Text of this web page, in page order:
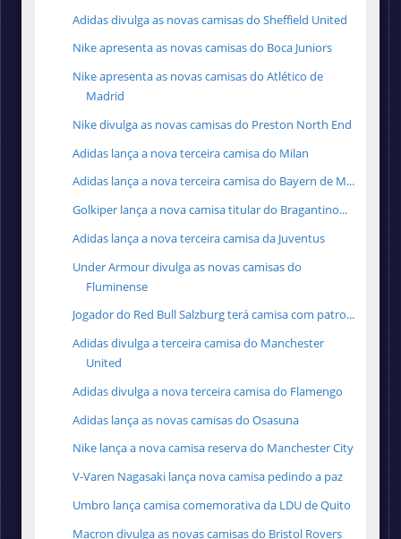
Adidas divulga as novas camisas do Sheffield United
Nike apresenta as novas camisas do Boca Juniors
Nike apresenta as novas camisas do Atlético de
Madrid
Nike divulga as novas camisas do Preston North End
Adidas lança a nova terceira camisa do Milan
Adidas lança a nova terceira camisa do Bayern de M...
Golkiper lança a nova camisa titular do Bragantino...
Adidas lança a nova terceira camisa da Juventus
Under Armour divulga as novas camisas do
Fluminense
Jogador do Red Bull Salzburg terá camisa com patro...
Adidas divulga a terceira camisa do Manchester
United
Adidas divulga a nova terceira camisa do Flamengo
Adidas lança as novas camisas do Osasuna
Nike lança a nova camisa reserva do Manchester City
V-Varen Nagasaki lança nova camisa pedindo a paz
Umbro lança camisa comemorativa da LDU de Quito
Macron divulga as novas camisas do Bristol Rovers